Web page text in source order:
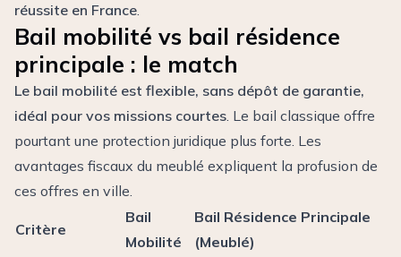
réussite en France.
Bail mobilité vs bail résidence
principale : le match
Le bail mobilité est flexible, sans dépôt de garantie,
idéal pour vos missions courtes. Le bail classique offre
pourtant une protection juridique plus forte. Les
avantages fiscaux du meublé expliquent la profusion de
ces offres en ville.
Critère
Bail
Mobilité
Bail Résidence Principale
(Meublé)